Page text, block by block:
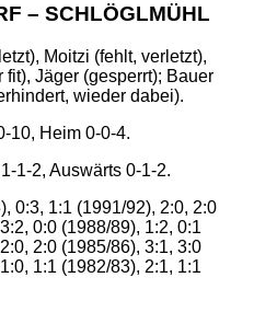
– SCHLÖGLMÜHL
Moitzi (fehlt, verletzt),
Jäger (gesperrt); Bauer
wieder dabei).
10, Heim 0-0-4.
1-2, Auswärts 0-1-2.
0:3, 1:1 (1991/92), 2:0, 2:0
0:0 (1988/89), 1:2, 0:1
2:0 (1985/86), 3:1, 3:0
1:1 (1982/83), 2:1, 1:1